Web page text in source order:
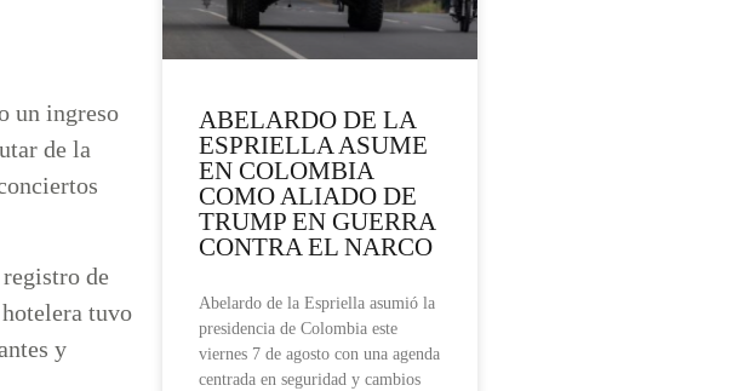
un ingreso
de la
de
tuvo
y
ABELARDO DE LA
ESPRIELLA ASUME
EN COLOMBIA
COMO ALIADO DE
TRUMP EN GUERRA
CONTRA EL NARCO
Abelardo de la Espriella asumió la
presidencia de Colombia este
viernes 7 de agosto con una agenda
centrada en seguridad y cambios